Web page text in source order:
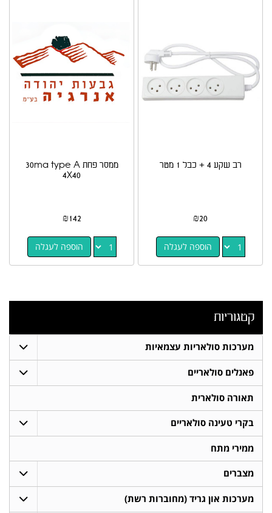
רב שקע 4 + כבל 1 מטר
₪20
הוספה לעגלה
ממסר פחת 30ma type A
4X40
₪142
הוספה לעגלה
קטגוריות
מערכות סולאריות עצמאיות
פאנלים סולאריים
תאורה סולארית
בקרי טעינה סולאריים
ממירי מתח
מצברים
מערכות און גריד (מחוברות רשת)